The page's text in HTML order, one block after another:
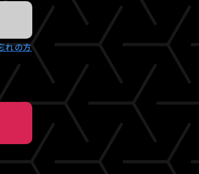
れの方